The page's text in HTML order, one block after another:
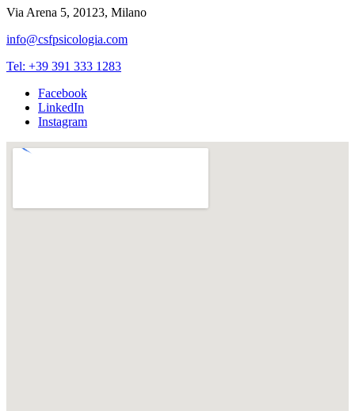
Via Arena 5, 20123, Milano
info@csfpsicologia.com
Tel: +39 391 333 1283
Facebook
LinkedIn
Instagram